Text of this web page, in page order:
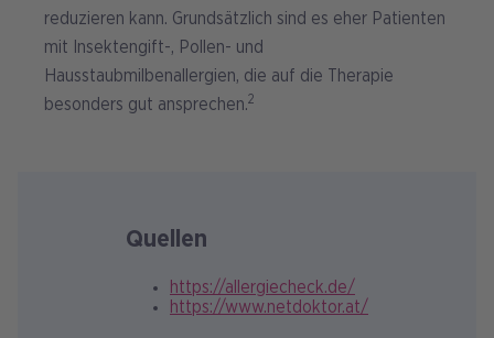
reduzieren kann. Grundsätzlich sind es eher Patienten
mit Insektengift-, Pollen- und
Hausstaubmilbenallergien, die auf die Therapie
besonders gut ansprechen.2
Quellen
https://allergiecheck.de/
https://www.netdoktor.at/